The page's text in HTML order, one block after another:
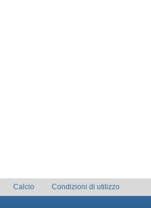
Calcio Condizioni di utilizzo